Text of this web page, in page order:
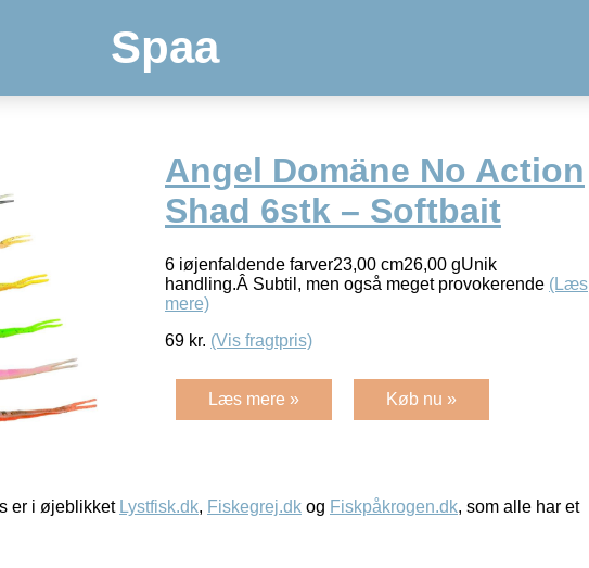
Spaa
Angel Domäne No Action
Shad 6stk – Softbait
6 iøjenfaldende farver23,00 cm26,00 gUnik
handling.Â Subtil, men også meget provokerende (Læs
mere)
69 kr. (Vis fragtpris)
Læs mere » Køb nu »
er i øjeblikket Lystfisk.dk, Fiskegrej.dk og Fiskpåkrogen.dk, som alle har et